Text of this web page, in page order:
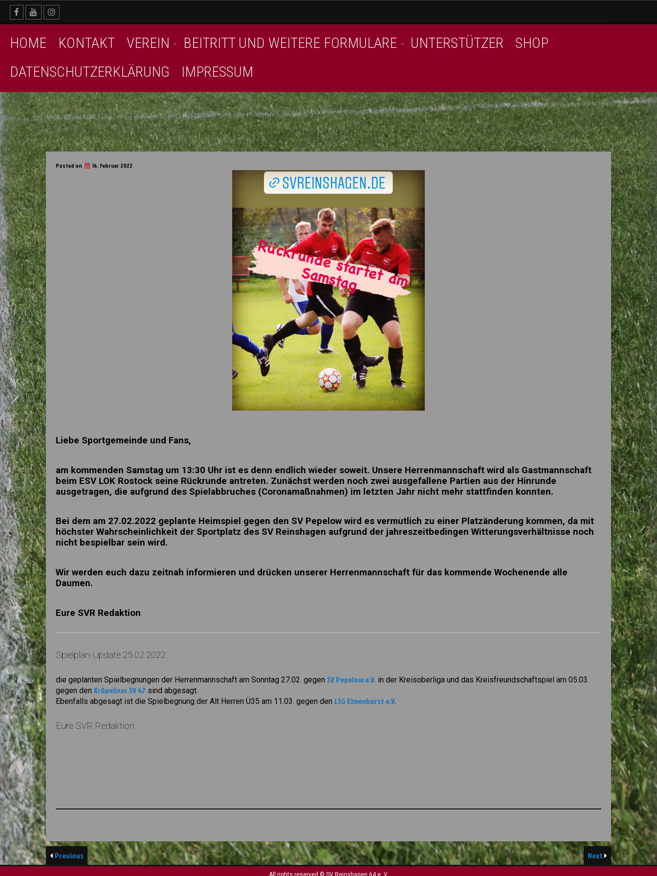
Skip
content
HOME KONTAKT VEREIN BEITRITT UND WEITERE FORMULARE UNTERSTÜTZER
SHOP
DATENSCHUTZERKLÄRUNG
IMPRESSUM
Posted on 16. Februar 2022
Liebe Sportgemeinde und Fans,
am kommenden Samstag um 13:30 Uhr ist es denn endlich wieder soweit. Unsere Herrenmannschaft wird als Gastmannschaft
beim ESV LOK Rostock seine Rückrunde antreten. Zunächst werden noch zwei ausgefallene Partien aus der Hinrunde
ausgetragen, die aufgrund des Spielabbruches (Coronamaßnahmen) im letzten Jahr nicht mehr stattfinden konnten.
Bei dem am 27.02.2022 geplante Heimspiel gegen den SV Pepelow wird es vermutlich zu einer Platzänderung kommen, da mit
höchster Wahrscheinlichkeit der Sportplatz des SV Reinshagen aufgrund der jahreszeitbedingen Witterungsverhältnisse noch
nicht bespielbar sein wird.
Wir werden euch dazu zeitnah informieren und drücken unserer Herrenmannschaft für das kommende Wochenende alle
Daumen.
Eure SVR Redaktion
Spielplan-Update 25.02.2022
die geplanten Spielbegnungen der Herrenmannschaft am Sonntag 27.02. gegen SV Pepelow e.V. in der Kreisoberliga und das Kreisfreundschaftspiel am 05.03.
gegen den Kröpeliner SV 47 sind abgesagt.
Ebenfalls abgesagt ist die Spielbegnung der Alt Herren Ü35 am 11.03. gegen den LSG Elmenhorst e.V.
Eure SVR Redaktion
Previous Next
All rights reserved © SV Reinshagen 64 e. V.